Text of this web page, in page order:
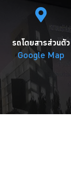
รถโดยสารส่วนตัว
Google Map